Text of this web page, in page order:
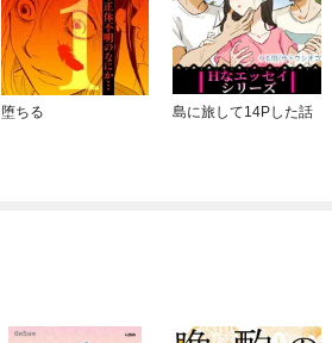
堕ちる 島に旅して14Pした話